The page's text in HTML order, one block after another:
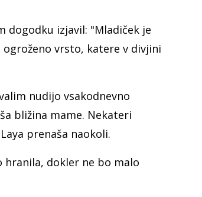
dogodku izjavil: "Mladiček je
vrsto, katere v divjini
nudijo vsakodnevno
bližina mame. Nekateri
prenaša naokoli.
hranila, dokler ne bo malo